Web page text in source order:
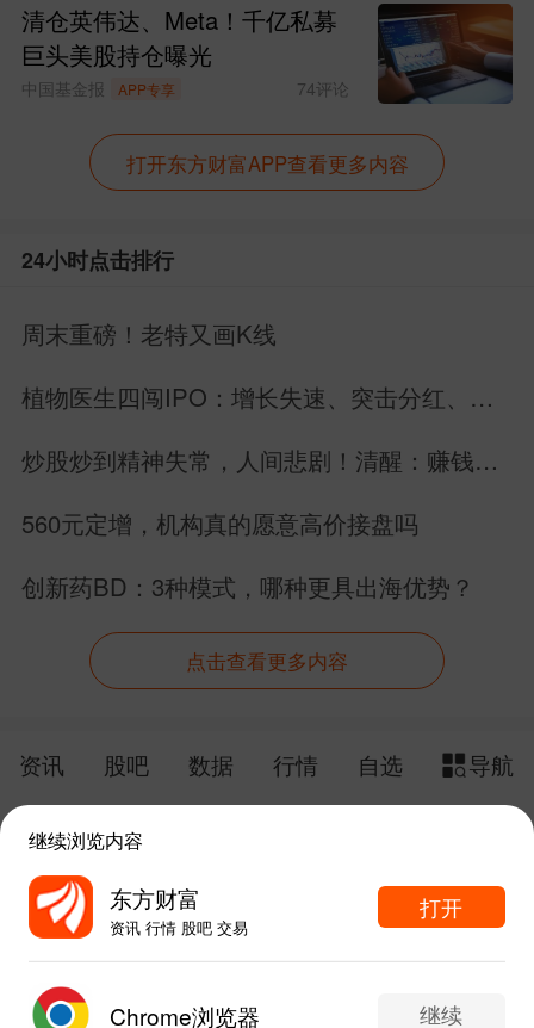
清仓英伟达、Meta！千亿私募
巨头美股持仓曝光
中国基金报 APP专享 74评论
打开东方财富APP查看更多内容
24小时点击排行
周末重磅！老特又画K线
植物医生四闯IPO：增长失速、突击分红、内
炒股炒到精神失常，人间悲剧！清醒：赚钱永
560元定增，机构真的愿意高价接盘吗
创新药BD：3种模式，哪种更具出海优势？
点击查看更多内容
资讯 股吧 数据 行情 自选
导航
给网站提点意见 下载APP
东方财富APP内打开
继续浏览内容
东方财富
资讯 行情 股吧 交易
打开
Chrome浏览器 继续